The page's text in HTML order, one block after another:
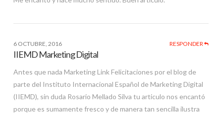
6 OCTUBRE, 2016 RESPONDER
IIEMD Marketing Digital
Antes que nada Marketing Link Felicitaciones por el blog de
parte del Instituto Internacional Español de Marketing Digital
(IIEMD), sin duda Rosario Mellado Silva tu articulo nos encantó
porque es sumamente fresco y de manera tan sencilla ilustra